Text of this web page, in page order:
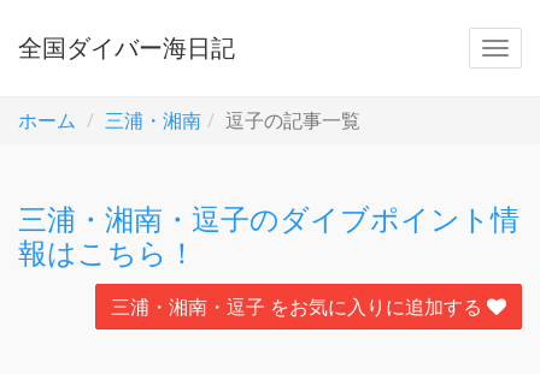
全国ダイバー海日記
ホーム 三浦・湘南 逗子の記事一覧
三浦・湘南・逗子のダイブポイント情
報はこちら！
三浦・湘南・逗子 をお気に入りに追加する